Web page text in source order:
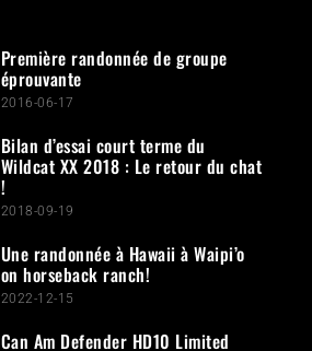
Première randonnée de groupe
éprouvante
2016-06-17
Bilan d’essai court terme du
Wildcat XX 2018 : Le retour du chat
!
2018-09-19
Une randonnée à Hawaii à Waipi’o
on horseback ranch!
2022-12-15
Can Am Defender HD10 Limited